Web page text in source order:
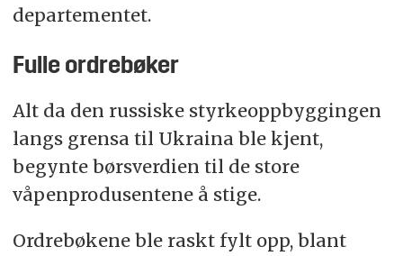
departementet.
Fulle ordrebøker
Alt da den russiske styrkeoppbyggingen
langs grensa til Ukraina ble kjent,
begynte børsverdien til de store
våpenprodusentene å stige.
Ordrebøkene ble raskt fylt opp, blant